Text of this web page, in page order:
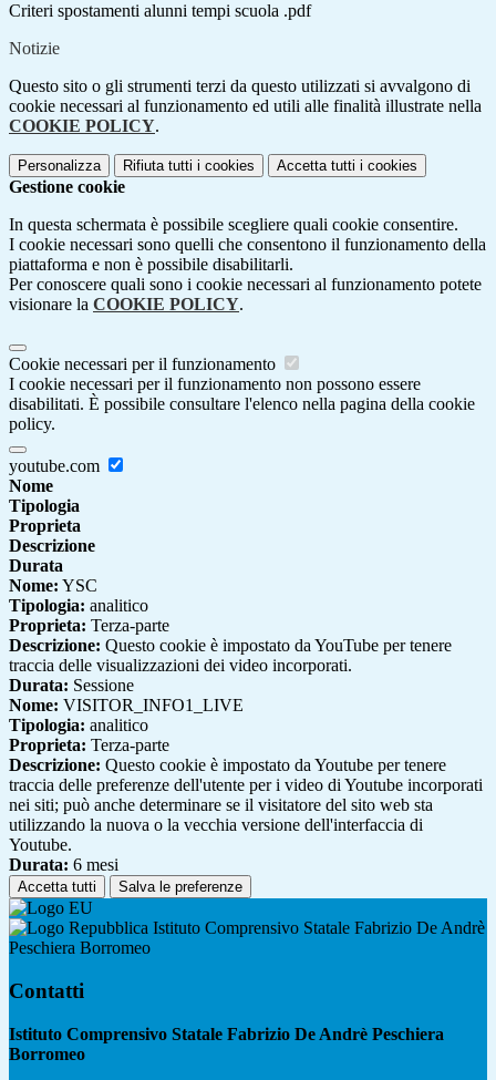
Criteri spostamenti alunni tempi scuola .pdf
Notizie
Questo sito o gli strumenti terzi da questo utilizzati si avvalgono di
cookie necessari al funzionamento ed utili alle finalità illustrate nella
COOKIE POLICY.
Personalizza Rifiuta tutti i cookies Accetta tutti i cookies
Gestione cookie
In questa schermata è possibile scegliere quali cookie consentire.
I cookie necessari sono quelli che consentono il funzionamento della
piattaforma e non è possibile disabilitarli.
Per conoscere quali sono i cookie necessari al funzionamento potete
visionare la COOKIE POLICY.
Cookie necessari per il funzionamento
I cookie necessari per il funzionamento non possono essere
disabilitati. È possibile consultare l'elenco nella pagina della cookie
policy.
youtube.com
Nome
Tipologia
Proprieta
Descrizione
Durata
Nome: YSC
Tipologia: analitico
Proprieta: Terza-parte
Descrizione: Questo cookie è impostato da YouTube per tenere
traccia delle visualizzazioni dei video incorporati.
Durata: Sessione
Nome: VISITOR_INFO1_LIVE
Tipologia: analitico
Proprieta: Terza-parte
Descrizione: Questo cookie è impostato da Youtube per tenere
traccia delle preferenze dell'utente per i video di Youtube incorporati
nei siti; può anche determinare se il visitatore del sito web sta
utilizzando la nuova o la vecchia versione dell'interfaccia di
Youtube.
Durata: 6 mesi
Accetta tutti Salva le preferenze
Istituto Comprensivo Statale Fabrizio De Andrè
Peschiera Borromeo
Contatti
Istituto Comprensivo Statale Fabrizio De Andrè Peschiera
Borromeo